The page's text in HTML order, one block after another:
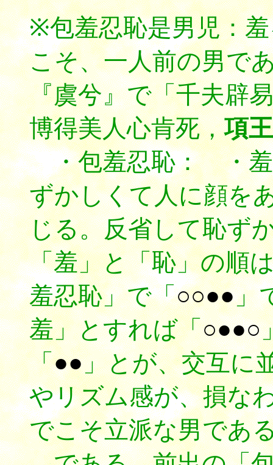
※包羞忍恥是男児：
こそ、一人前の男で
『虞兮』で「千夫辟
博得美人心肯死，項
・包羞忍恥： ・羞
ずかしくて人に顔を
じる。反省して恥ず
「羞」と「恥」の順
羞忍恥」で「○○●●」
羞」とすれば「○●●○
「●●」とが、交互に
やリズム感が、損な
でこそ立派な男であ